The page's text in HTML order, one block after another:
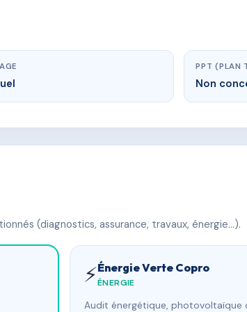
PPT (PLAN
Non
(diagnostics, assurance, travaux, énergie…).
⚡Énergie Verte Copro
ÉNERGIE
Audit énergétique,